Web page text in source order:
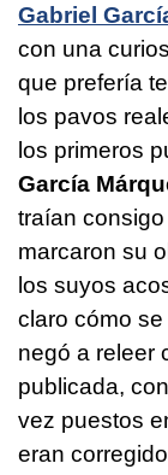
Gabriel
con una
que prefería
los pavos
los primeros
García
traían
marcaron su
los suyos
claro cómo
negó a releer
publicada,
vez puestos
eran